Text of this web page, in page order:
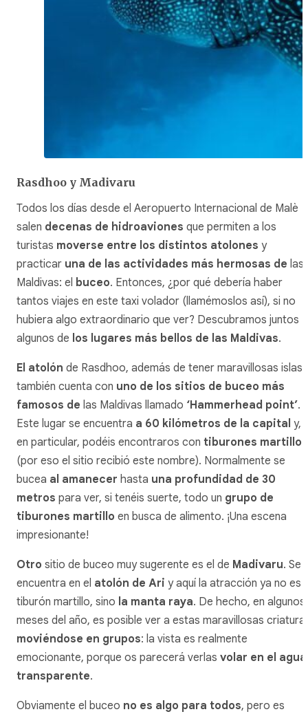
Rasdhoo y Madivaru
Todos los días desde el Aeropuerto Internacional de Malè
salen decenas de hidroaviones que permiten a los
turistas moverse entre los distintos atolones y
practicar una de las actividades más hermosas de las
Maldivas: el buceo. Entonces, ¿por qué debería haber
tantos viajes en este taxi volador (llamémoslos así), si no
hubiera algo extraordinario que ver? Descubramos juntos
algunos de los lugares más bellos de las Maldivas.
El atolón de Rasdhoo, además de tener maravillosas islas,
también cuenta con uno de los sitios de buceo más
famosos de las Maldivas llamado ‘Hammerhead point’.
Este lugar se encuentra a 60 kilómetros de la capital y,
en particular, podéis encontraros con tiburones martillo
(por eso el sitio recibió este nombre). Normalmente se
bucea al amanecer hasta una profundidad de 30
metros para ver, si tenéis suerte, todo un grupo de
tiburones martillo en busca de alimento. ¡Una escena
impresionante!
Otro sitio de buceo muy sugerente es el de Madivaru. Se
encuentra en el atolón de Ari y aquí la atracción ya no es
tiburón martillo, sino la manta raya. De hecho, en algunos
meses del año, es posible ver a estas maravillosas
moviéndose en grupos: la vista es realmente
emocionante, porque os parecerá verlas volar en el agua
transparente.
Obviamente el buceo no es algo para todos, pero es